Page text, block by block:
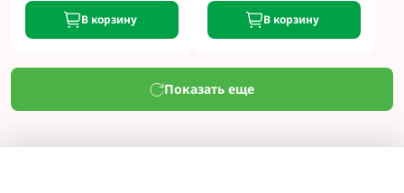
В корзину В корзину
Показать еще